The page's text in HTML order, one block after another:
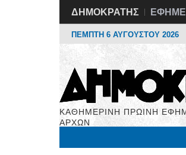
ΔΗΜΟΚΡΑΤΗΣ
ΠΕΜΠΤΗ 6 ΑΥΓΟΥΣΤΟΥ 2026
ΚΑΘΗΜΕΡΙΝΗ ΠΡΩΙΝΗ
ΑΡΧΩΝ